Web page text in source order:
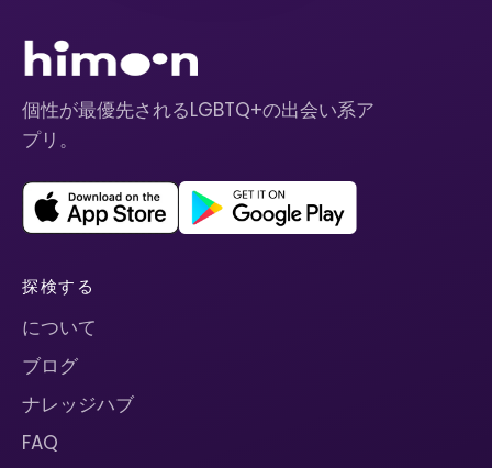
個性が最優先されるLGBTQ+の出会い系ア
プリ。
探検する
について
ブログ
ナレッジハブ
FAQ